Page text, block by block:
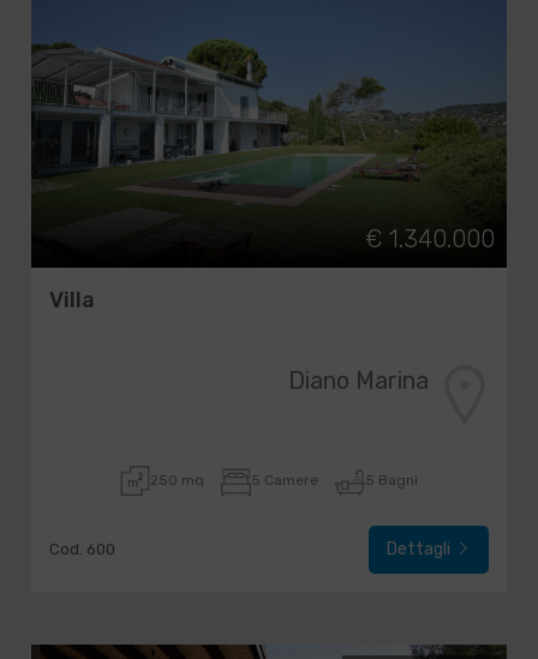
€ 1.340.000
Villa
Diano Marina
250 mq 5 Camere 5 Bagni
Cod. 600 Dettagli